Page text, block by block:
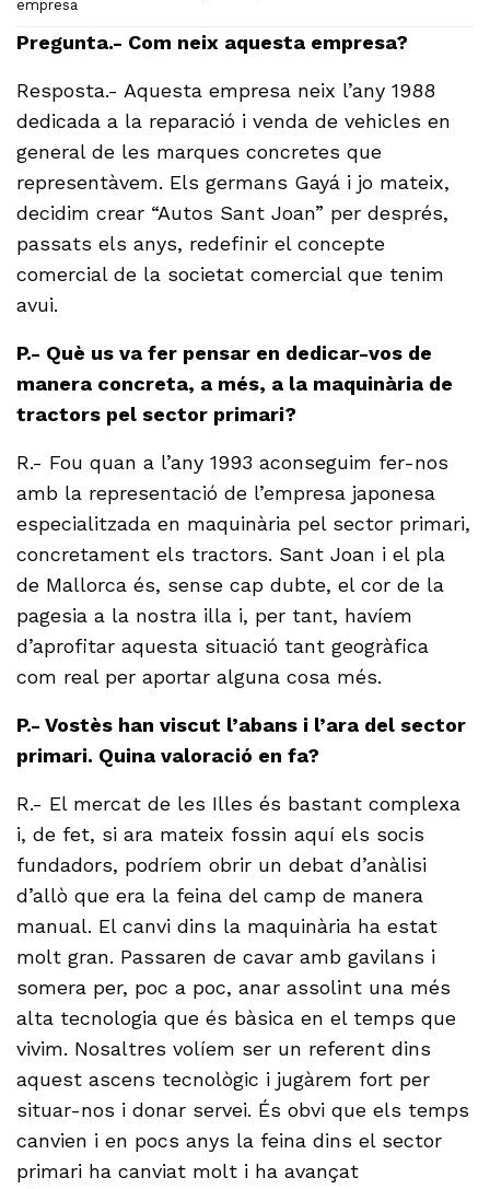
empresa
Pregunta.- Com neix aquesta empresa?
Resposta.- Aquesta empresa neix l’any 1988
dedicada a la reparació i venda de vehicles en
general de les marques concretes que
representàvem. Els germans Gayá i jo mateix,
decidim crear “Autos Sant Joan” per després,
passats els anys, redefinir el concepte
comercial de la societat comercial que tenim
avui.
P.- Què us va fer pensar en dedicar-vos de
manera concreta, a més, a la maquinària de
tractors pel sector primari?
R.- Fou quan a l’any 1993 aconseguim fer-nos
amb la representació de l’empresa japonesa
especialitzada en maquinària pel sector primari,
concretament els tractors. Sant Joan i el pla
de Mallorca és, sense cap dubte, el cor de la
pagesia a la nostra illa i, per tant, havíem
d’aprofitar aquesta situació tant geogràfica
com real per aportar alguna cosa més.
P.- Vostès han viscut l’abans i l’ara del sector
primari. Quina valoració en fa?
R.- El mercat de les Illes és bastant complexa
i, de fet, si ara mateix fossin aquí els socis
fundadors, podríem obrir un debat d’anàlisi
d’allò que era la feina del camp de manera
manual. El canvi dins la maquinària ha estat
molt gran. Passaren de cavar amb gavilans i
somera per, poc a poc, anar assolint una més
alta tecnologia que és bàsica en el temps que
vivim. Nosaltres volíem ser un referent dins
aquest ascens tecnològic i jugàrem fort per
situar-nos i donar servei. És obvi que els temps
canvien i en pocs anys la feina dins el sector
primari ha canviat molt i ha avançat